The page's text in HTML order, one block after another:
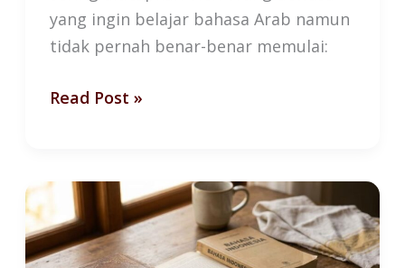
yang ingin belajar bahasa Arab namun
tidak pernah benar-benar memulai:
Read Post »
Tanpa
Bahasa
Arab,